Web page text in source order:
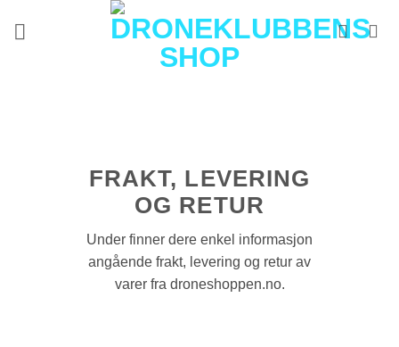
FRAKT, LEVERING
OG RETUR
Under finner dere enkel informasjon
angående frakt, levering og retur av
varer fra droneshoppen.no.